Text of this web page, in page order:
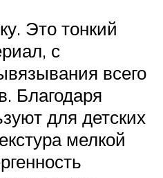
Это тонкий
с
всего
Благодаря
для детских
мелкой